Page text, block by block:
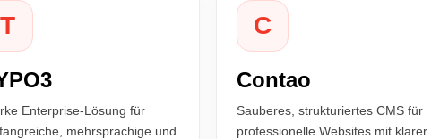
T
Enterprise-Lösung für
mehrsprachige und
C
Contao
Sauberes, strukturiertes CMS für
professionelle Websites mit klarer